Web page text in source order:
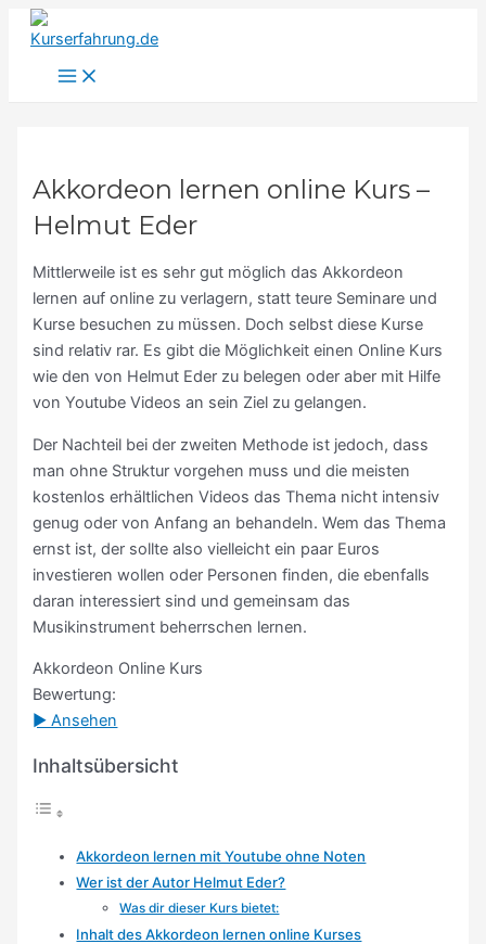
Zum
Inhalt
Akkordeon lernen online Kurs –
Helmut Eder
Mittlerweile ist es sehr gut möglich das Akkordeon
lernen auf online zu verlagern, statt teure Seminare und
Kurse besuchen zu müssen. Doch selbst diese Kurse
sind relativ rar. Es gibt die Möglichkeit einen Online Kurs
wie den von Helmut Eder zu belegen oder aber mit Hilfe
von Youtube Videos an sein Ziel zu gelangen.
Der Nachteil bei der zweiten Methode ist jedoch, dass
man ohne Struktur vorgehen muss und die meisten
kostenlos erhältlichen Videos das Thema nicht intensiv
genug oder von Anfang an behandeln. Wem das Thema
ernst ist, der sollte also vielleicht ein paar Euros
investieren wollen oder Personen finden, die ebenfalls
daran interessiert sind und gemeinsam das
Musikinstrument beherrschen lernen.
Akkordeon Online Kurs
Bewertung:
► Ansehen
Inhaltsübersicht
Akkordeon lernen mit Youtube ohne Noten
Wer ist der Autor Helmut Eder?
Was dir dieser Kurs bietet:
Inhalt des Akkordeon lernen online Kurses
S
u
n
a
c
h
: